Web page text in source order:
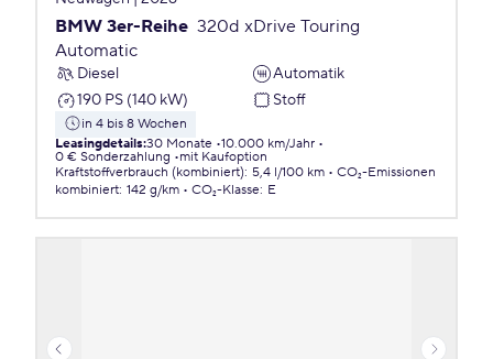
BMW 3er-Reihe 320d xDrive Touring
Automatic
Diesel
Automatik
190 PS (140 kW)
Stoff
in 4 bis 8 Wochen
Leasingdetails:30 Monate 10.000 km/Jahr
0 € Sonderzahlung
mit Kaufoption
Kraftstoffverbrauch (kombiniert): 5,4 l/100 km
CO₂-Emissionen
kombiniert: 142 g/km CO₂-Klasse: E